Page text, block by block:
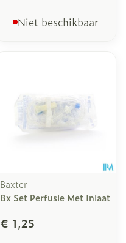
Niet beschikbaar
Baxter
Bx Set Perfusie Met Inlaat
€ 1,25